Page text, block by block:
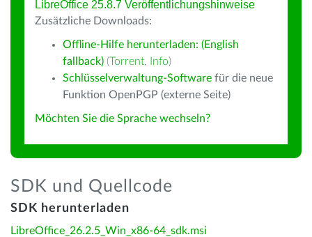
LibreOffice 25.8.7 Veröffentlichungshinweise
Zusätzliche Downloads:
Offline-Hilfe herunterladen: (English
fallback) (Torrent, Info)
Schlüsselverwaltung-Software für die neue
Funktion OpenPGP (externe Seite)
Möchten Sie die Sprache wechseln?
SDK und Quellcode
SDK herunterladen
LibreOffice_26.2.5_Win_x86-64_sdk.msi